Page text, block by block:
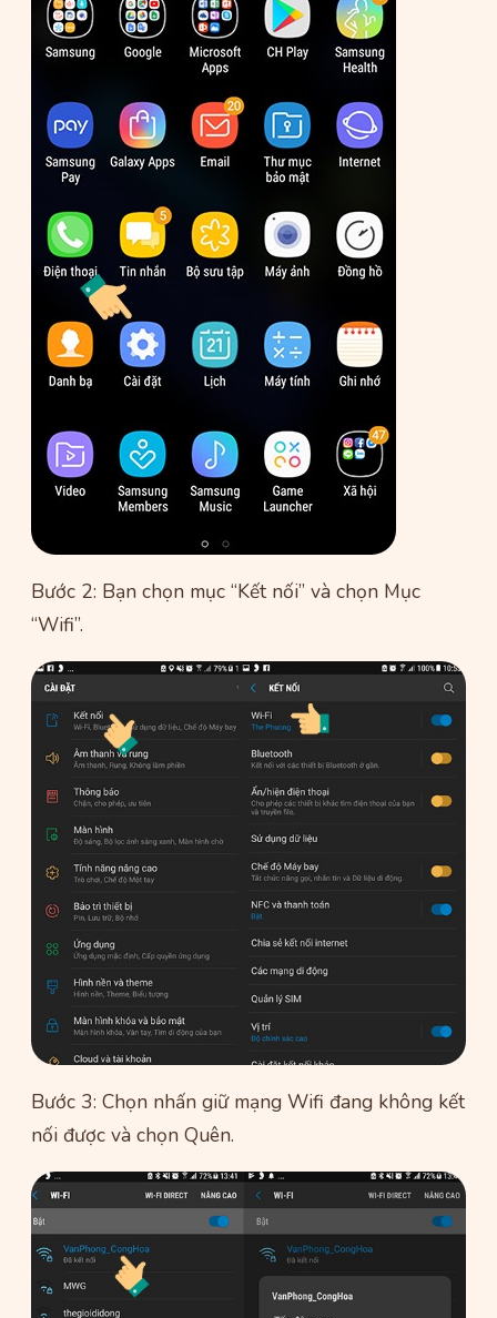
Bước 2: Bạn chọn mục “Kết nối” và chọn Mục
“Wifi”.
Bước 3: Chọn nhấn giữ mạng Wifi đang không kết
nối được và chọn Quên.